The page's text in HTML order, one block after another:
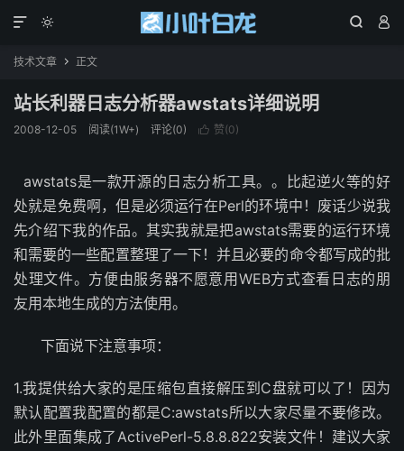
  

技术文章  正文
站长利器日志分析器awstats详细说明
2008-12-05 阅读(1W+) 评论(0)  赞(0)
awstats是一款开源的日志分析工具。。比起逆火等的好
处就是免费啊，但是必须运行在Perl的环境中！废话少说我
先介绍下我的作品。其实我就是把awstats需要的运行环境
和需要的一些配置整理了一下！并且必要的命令都写成的批
处理文件。方便由服务器不愿意用WEB方式查看日志的朋
友用本地生成的方法使用。
下面说下注意事项：
1.我提供给大家的是压缩包直接解压到C盘就可以了！因为
默认配置我配置的都是C:awstats所以大家尽量不要修改。
此外里面集成了ActivePerl-5.8.8.822安装文件！建议大家